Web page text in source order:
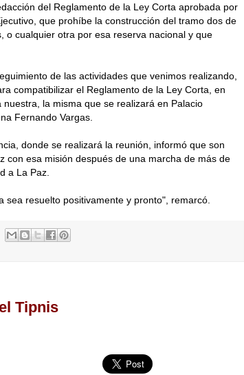
del Reglamento de la Ley Corta aprobada por
que prohíbe la construcción del tramo dos de
o cualquier otra por esa reserva nacional y que
de las actividades que venimos realizando,
compatibilizar el Reglamento de la Ley Corta, en
la misma que se realizará en Palacio
Fernando Vargas.
donde se realizará la reunión, informó que son
con esa misión después de una marcha de más de
a La Paz.
resuelto positivamente y pronto", remarcó.
Tipnis